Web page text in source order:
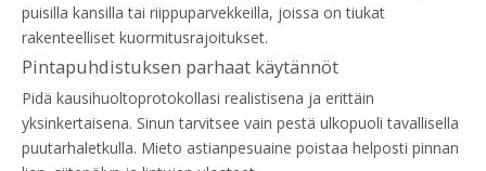
puisilla kansilla tai riippuparvekkeilla, joissa on tiukat
rakenteelliset kuormitusrajoitukset.
Pintapuhdistuksen parhaat käytännöt
Pidä kausihuoltoprotokollasi realistisena ja erittäin
yksinkertaisena. Sinun tarvitsee vain pestä ulkopuoli tavallisella
puutarhaletkulla. Mieto astianpesuaine poistaa helposti pinnan